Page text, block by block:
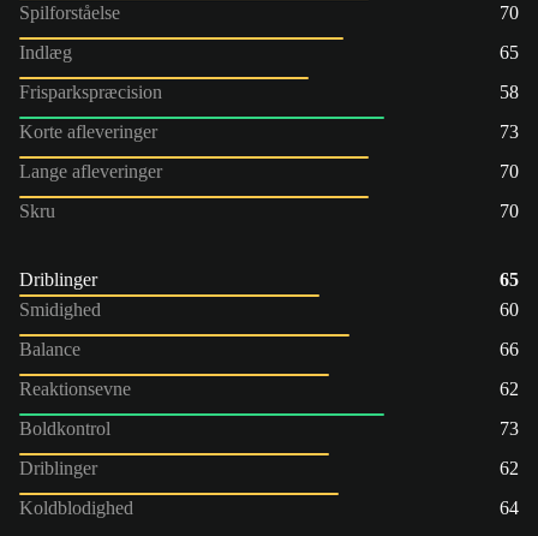
Spilforståelse
70
Indlæg
65
Frisparkspræcision
58
Korte afleveringer
73
Lange afleveringer
70
Skru
70
Driblinger
65
Smidighed
60
Balance
66
Reaktionsevne
62
Boldkontrol
73
Driblinger
62
Koldblodighed
64